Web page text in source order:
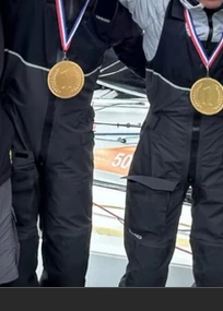
Class Rhum JMD54
TF35 Business AC75